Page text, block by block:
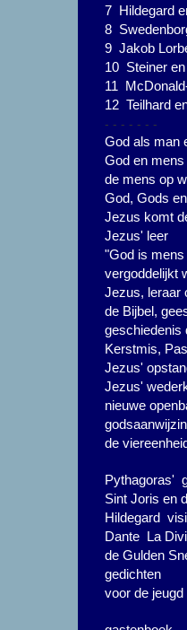
7 Hildegard
8
9 Jakob
10 Steiner
11
12 Teilhard
- - - - - - -
God als man
God en mens
de mens op
God, Gods
Jezus komt
Jezus' leer
"God is
vergoddelijkt
Jezus, leraar
de Bijbel,
geschiedenis
Kerstmis,
Jezus'
Jezus'
nieuwe
de
Pythagoras'
Sint Joris en
Hildegard
Dante La
de Gulden
gedichten
voor de jeugd